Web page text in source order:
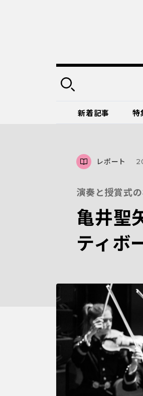
新着記事 特
レポート
演奏と授賞式
亀井聖
ティボ